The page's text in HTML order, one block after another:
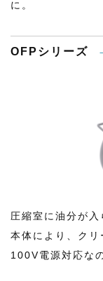
に。
OFPシリーズ
圧縮室に油分が
本体により、クリ
100V電源対応な